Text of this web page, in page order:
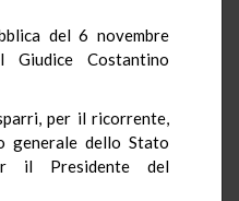
del 6 novembre
Costantino
per il ricorrente,
generale dello Stato
il Presidente del